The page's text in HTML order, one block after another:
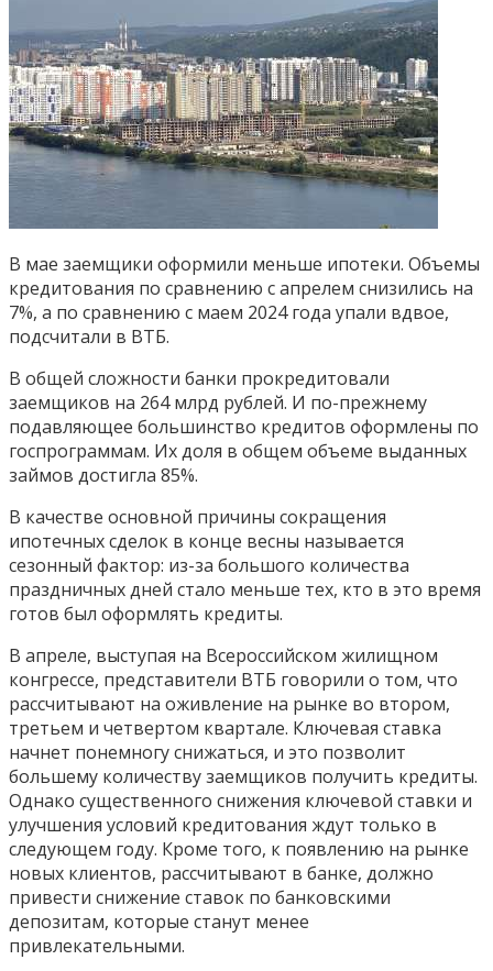
В мае заемщики оформили меньше ипотеки. Объемы
кредитования по сравнению с апрелем снизились на
7%, а по сравнению с маем 2024 года упали вдвое,
подсчитали в ВТБ.
В общей сложности банки прокредитовали
заемщиков на 264 млрд рублей. И по-прежнему
подавляющее большинство кредитов оформлены по
госпрограммам. Их доля в общем объеме выданных
займов достигла 85%.
В качестве основной причины сокращения
ипотечных сделок в конце весны называется
сезонный фактор: из-за большого количества
праздничных дней стало меньше тех, кто в это время
готов был оформлять кредиты.
В апреле, выступая на Всероссийском жилищном
конгрессе, представители ВТБ говорили о том, что
рассчитывают на оживление на рынке во втором,
третьем и четвертом квартале. Ключевая ставка
начнет понемногу снижаться, и это позволит
большему количеству заемщиков получить кредиты.
Однако существенного снижения ключевой ставки и
улучшения условий кредитования ждут только в
следующем году. Кроме того, к появлению на рынке
новых клиентов, рассчитывают в банке, должно
привести снижение ставок по банковскими
депозитам, которые станут менее
привлекательными.